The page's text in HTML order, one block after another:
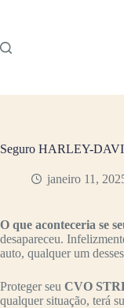
conteúdo
Seguro HARLEY-
janeiro 11,
O que aconteceria se
desapareceu.
auto, qualquer um
Proteger seu CVO
qualquer situação, terá